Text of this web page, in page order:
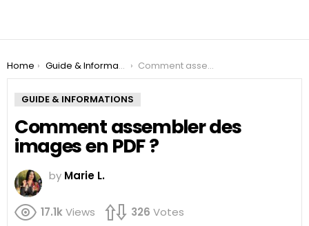
You are here:
Home Guide & Informations Comment assembler des images en PDF ?
GUIDE & INFORMATIONS
Comment assembler des
images en PDF ?
by Marie L.
17.1kViews 326 Votes